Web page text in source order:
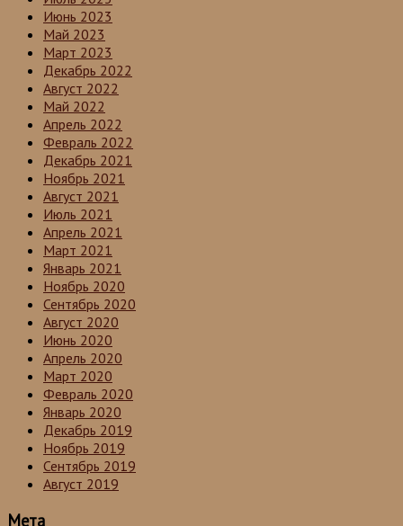
Июнь 2023
Май 2023
Март 2023
Декабрь 2022
Август 2022
Май 2022
Апрель 2022
Февраль 2022
Декабрь 2021
Ноябрь 2021
Август 2021
Июль 2021
Апрель 2021
Март 2021
Январь 2021
Ноябрь 2020
Сентябрь 2020
Август 2020
Июнь 2020
Апрель 2020
Март 2020
Февраль 2020
Январь 2020
Декабрь 2019
Ноябрь 2019
Сентябрь 2019
Август 2019
Мета